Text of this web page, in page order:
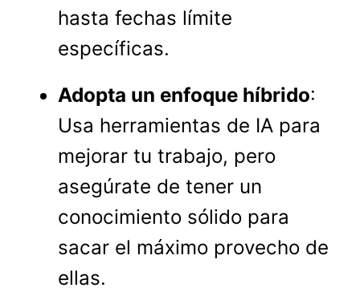
hasta fechas límite
específicas.
Adopta un enfoque híbrido:
Usa herramientas de IA para
mejorar tu trabajo, pero
asegúrate de tener un
conocimiento sólido para
sacar el máximo provecho de
ellas.